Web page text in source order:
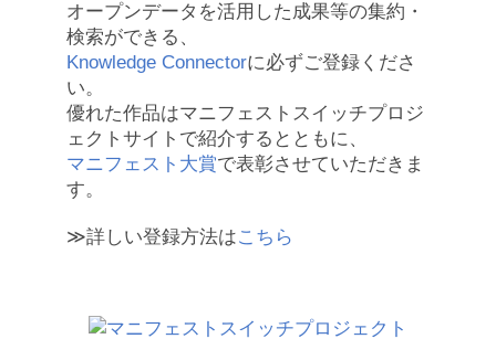
オープンデータを活用した成果等の集約・
検索ができる、
Knowledge Connectorに必ずご登録くださ
い。
優れた作品はマニフェストスイッチプロジ
ェクトサイトで紹介するとともに、
マニフェスト大賞で表彰させていただきま
す。
≫詳しい登録方法はこちら